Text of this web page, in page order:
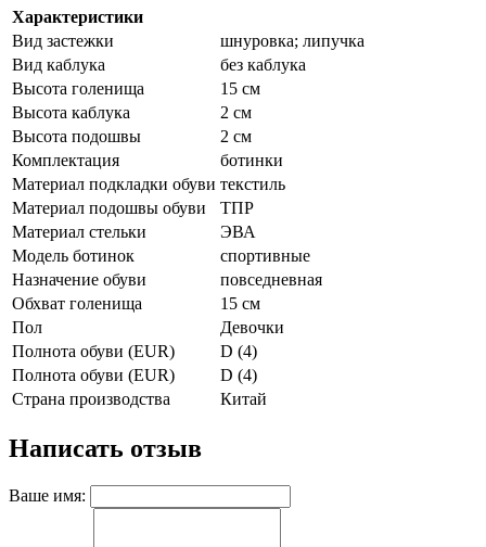
Характеристики
Вид застежки
шнуровка; липучка
Вид каблука
без каблука
Высота голенища
15 см
Высота каблука
2 см
Высота подошвы
2 см
Комплектация
ботинки
Материал подкладки обуви текстиль
Материал подошвы обуви
ТПР
Материал стельки
ЭВА
Модель ботинок
спортивные
Назначение обуви
повседневная
Обхват голенища
15 см
Пол
Девочки
Полнота обуви (EUR)
D (4)
Полнота обуви (EUR)
D (4)
Страна производства
Китай
Написать отзыв
Ваше имя: